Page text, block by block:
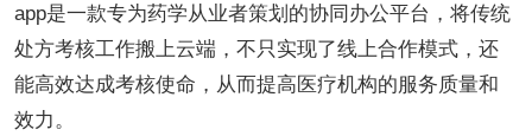
app是一款专为药学从业者策划的协同办公平台，将传统
处方考核工作搬上云端，不只实现了线上合作模式，还
能高效达成考核使命，从而提高医疗机构的服务质量和
效力。